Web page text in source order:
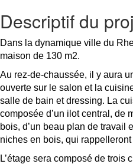
Descriptif du
Dans la dynamique ville du
maison de 130 m2.
Au rez-de-chaussée, il y aura
ouverte sur le salon et la
salle de bain et dressing. La
composée d’un ilot central, de
bois, d’un beau plan de travail
niches en bois, qui
L’étage sera composé de trois